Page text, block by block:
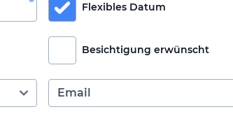
Flexibles Datum
Besichtigung erwünscht